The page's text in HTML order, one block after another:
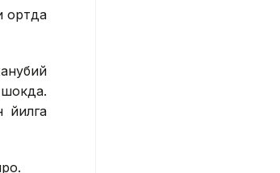
ортда
йилга